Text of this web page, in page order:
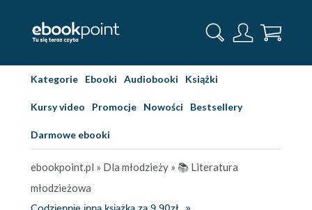
Kategorie Ebooki Audiobooki Książki
Kursy video Promocje Nowości Bestsellery
Darmowe ebooki
ebookpoint.pl » Dla młodzieży » 📚 Literatura
młodzieżowa